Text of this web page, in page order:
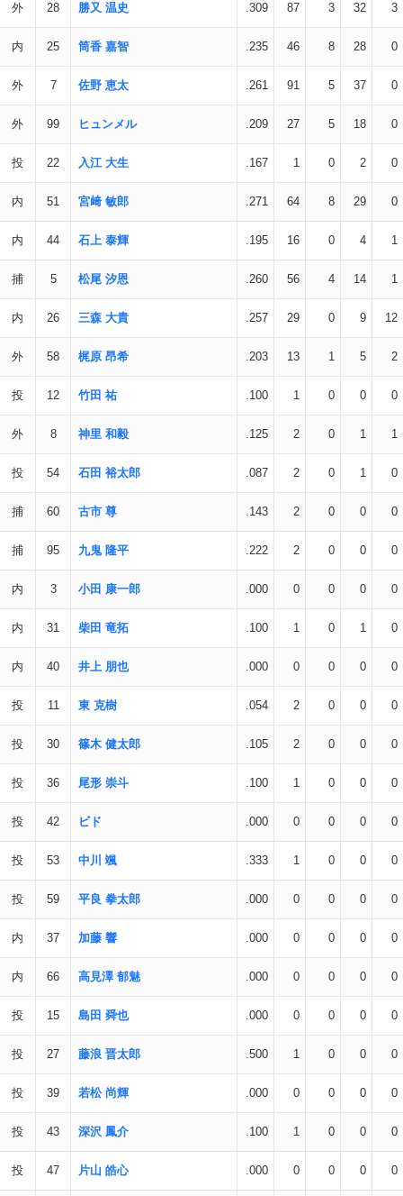
外 28 勝又 温史 .309 87 3 32 3
内 25 筒香 嘉智 .235 46 8 28 0
外 7 佐野 恵太 .261 91 5 37 0
外 99 ヒュンメル .209 27 5 18 0
投 22 入江 大生 .167 1 0 2 0
内 51 宮﨑 敏郎 .271 64 8 29 0
内 44 石上 泰輝 .195 16 0 4 1
捕 5 松尾 汐恩 .260 56 4 14 1
内 26 三森 大貴 .257 29 0 9 12
外 58 梶原 昂希 .203 13 1 5 2
投 12 竹田 祐 .100 1 0 0 0
外 8 神里 和毅 .125 2 0 1 1
投 54 石田 裕太郎 .087 2 0 1 0
捕 60 古市 尊 .143 2 0 0 0
捕 95 九鬼 隆平 .222 2 0 0 0
内 3 小田 康一郎 .000 0 0 0 0
内 31 柴田 竜拓 .100 1 0 1 0
内 40 井上 朋也 .000 0 0 0 0
投 11 東 克樹 .054 2 0 0 0
投 30 篠木 健太郎 .105 2 0 0 0
投 36 尾形 崇斗 .100 1 0 0 0
投 42 ビド .000 0 0 0 0
投 53 中川 颯 .333 1 0 0 0
投 59 平良 拳太郎 .000 0 0 0 0
内 37 加藤 響 .000 0 0 0 0
内 66 高見澤 郁魅 .000 0 0 0 0
投 15 島田 舜也 .000 0 0 0 0
投 27 藤浪 晋太郎 .500 1 0 0 0
投 39 若松 尚輝 .000 0 0 0 0
投 43 深沢 鳳介 .100 1 0 0 0
投 47 片山 皓心 .000 0 0 0 0